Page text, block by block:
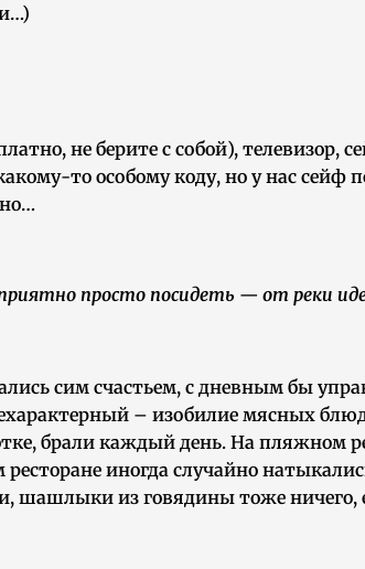
не берите с собой),
то особому коду, но у нас сейф
просто посидеть — от реки
сим счастьем, с дневным бы
– изобилие мясных
брали каждый день. На пляжном
иногда случайно
шашлыки из говядины тоже